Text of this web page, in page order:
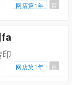
网店第1年 百
fa
网店第1年 百